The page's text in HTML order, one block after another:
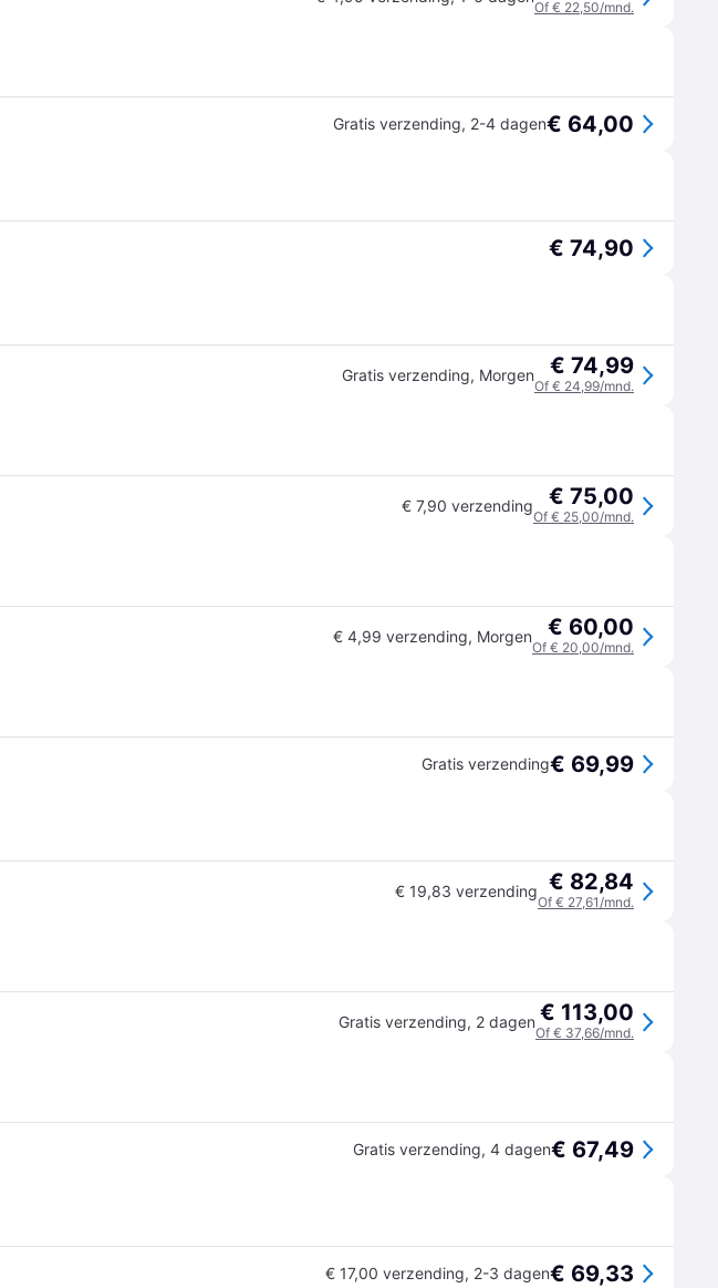
Of € 22,50/mnd.
Gratis verzending, 2-4 dagen€ 64,00
€ 74,90
Gratis verzending, Morgen € 74,99
Of € 24,99/mnd.
€ 7,90 verzending € 75,00
Of € 25,00/mnd.
€ 4,99 verzending, Morgen € 60,00
Of € 20,00/mnd.
Gratis verzending€ 69,99
€ 19,83 verzending € 82,84
Of € 27,61/mnd.
Gratis verzending, 2 dagen € 113,00
Of € 37,66/mnd.
Gratis verzending, 4 dagen€ 67,49
€ 17,00 verzending, 2-3 dagen€ 69,33